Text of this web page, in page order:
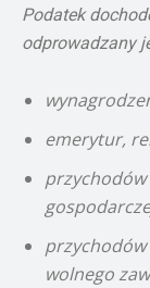
Podatek
odprowadzany
emerytur,
przychodów
przychodów
wolnego